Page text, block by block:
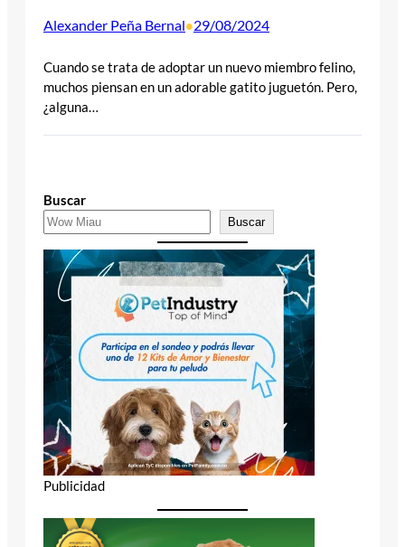
Alexander Peña Bernal•29/08/2024
Cuando se trata de adoptar un nuevo miembro felino,
muchos piensan en un adorable gatito juguetón. Pero,
¿alguna…
Buscar
Buscar
Publicidad